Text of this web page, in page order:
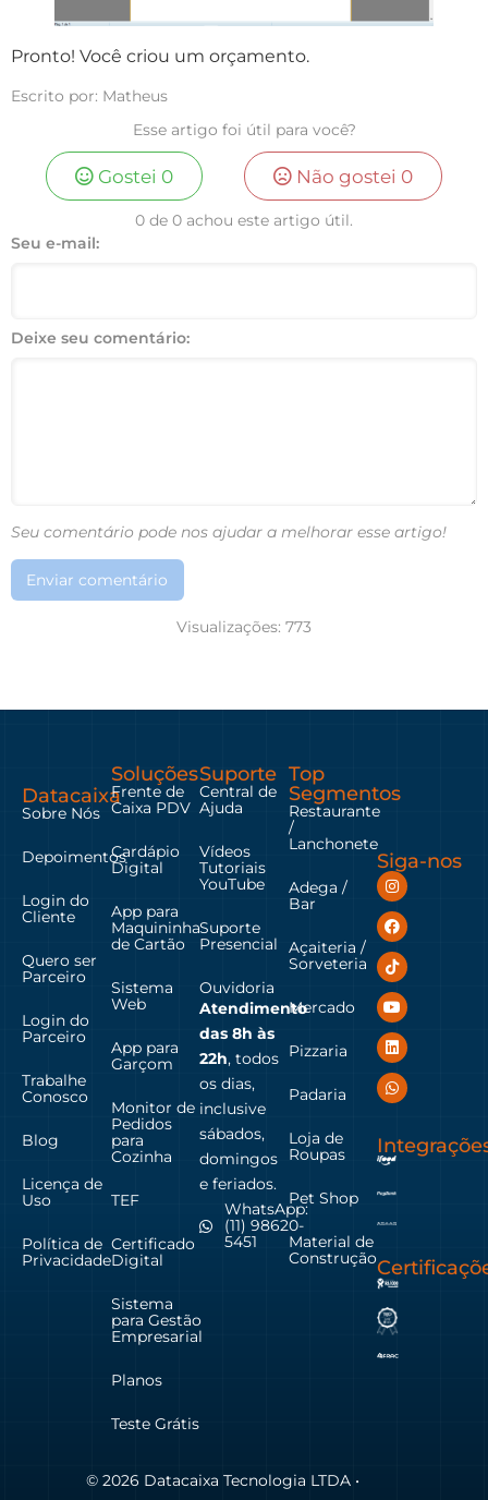
Pronto! Você criou um orçamento.
Escrito por: Matheus
Esse artigo foi útil para você?
Gostei 0 Não gostei 0
0 de 0 achou este artigo útil.
Seu e-mail:
Deixe seu comentário:
Seu comentário pode nos ajudar a melhorar esse artigo!
Enviar comentário
Visualizações: 773
Datacaixa
Sobre Nós
Depoimentos
Login do
Cliente
Quero ser
Parceiro
Login do
Parceiro
Trabalhe
Conosco
Blog
Licença de
Uso
Política de
Privacidade
Soluções
Frente de
Caixa PDV
Cardápio
Digital
App para
Maquininha
de Cartão
Sistema
Web
App para
Garçom
Monitor de
Pedidos
para
Cozinha
TEF
Certificado
Digital
Sistema
para Gestão
Empresarial
Planos
Teste Grátis
Suporte
Central de
Ajuda
Vídeos
Tutoriais
YouTube
Suporte
Presencial
Ouvidoria
Atendimento
das 8h às
22h, todos
os dias,
inclusive
sábados,
domingos
e feriados.
WhatsApp:
(11) 98620-
5451
Top
Segmentos
Restaurante
/
Lanchonete
Adega /
Bar
Açaiteria /
Sorveteria
Mercado
Pizzaria
Padaria
Loja de
Roupas
Pet Shop
Material de
Construção
Siga-nos
© 2026 Datacaixa Tecnologia LTDA •